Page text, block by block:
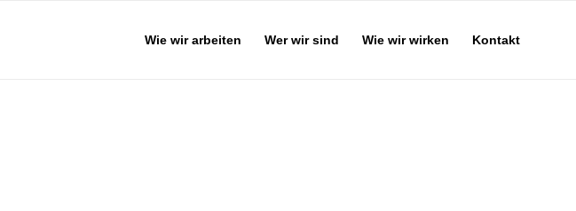
Wie wir arbeiten Wer wir sind Wie wir wirken Kontakt